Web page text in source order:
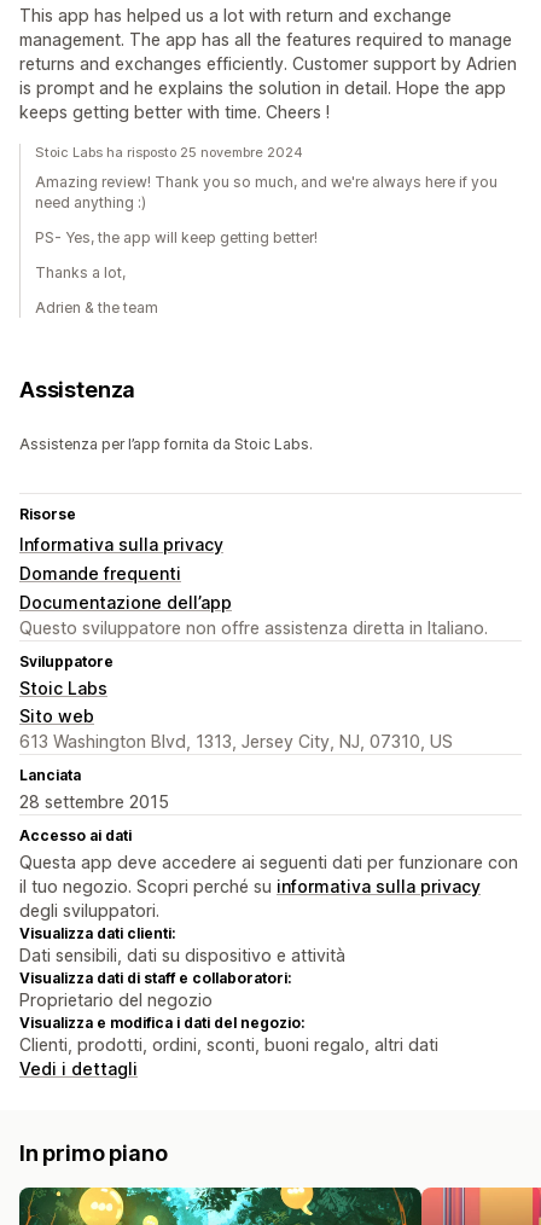
This app has helped us a lot with return and exchange
management. The app has all the features required to manage
returns and exchanges efficiently. Customer support by Adrien
is prompt and he explains the solution in detail. Hope the app
keeps getting better with time. Cheers !
Stoic Labs ha risposto 25 novembre 2024
Amazing review! Thank you so much, and we're always here if you
need anything :)
PS- Yes, the app will keep getting better!
Thanks a lot,
Adrien & the team
Assistenza
Assistenza per l’app fornita da Stoic Labs.
Risorse
Informativa sulla privacy
Domande frequenti
Documentazione dell’app
Questo sviluppatore non offre assistenza diretta in Italiano.
Sviluppatore
Stoic Labs
Sito web
613 Washington Blvd, 1313, Jersey City, NJ, 07310, US
Lanciata
28 settembre 2015
Accesso ai dati
Questa app deve accedere ai seguenti dati per funzionare con
il tuo negozio. Scopri perché su informativa sulla privacy
degli sviluppatori.
Visualizza dati clienti:
Dati sensibili, dati su dispositivo e attività
Visualizza dati di staff e collaboratori:
Proprietario del negozio
Visualizza e modifica i dati del negozio:
Clienti, prodotti, ordini, sconti, buoni regalo, altri dati
Vedi i dettagli
In primo piano